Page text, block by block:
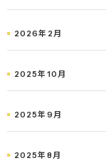
2026年2月
2025年10月
2025年9月
2025年8月